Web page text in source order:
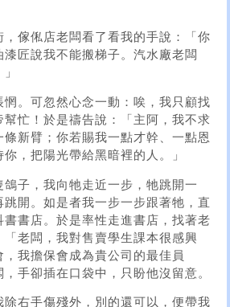
，傢俬店老闆看了看我的手說：「你
匠說我不能搬梯子。汽水廠老闆
惘。可忽然心念一動：唉，我只顧找
幫忙！於是禱告說：「主阿，我不求
新臂；你若賜我一點才幹、一點恩
，把陽光帶給黑暗裡的人。」
子，我向牠走近一步，牠跳開一
跳開。如是者我一步一步跟著牠，直
書書店。於是率性走進書店，找著老
「老闆，我對售賣學生課本很感興
我擔保會成為貴公司的最佳員
手卻插在口袋中，只盼他沒留意。
除右手傷殘外，別的還可以，便帶我